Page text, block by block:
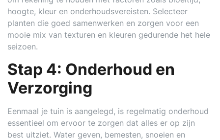
hoogte, kleur en onderhoudsvereisten. Selecteer
planten die goed samenwerken en zorgen voor een
mooie mix van texturen en kleuren gedurende het hele
seizoen.
Stap 4: Onderhoud en
Verzorging
Eenmaal je tuin is aangelegd, is regelmatig onderhoud
essentieel om ervoor te zorgen dat alles er op zijn
best uitziet. Water geven, bemesten, snoeien en